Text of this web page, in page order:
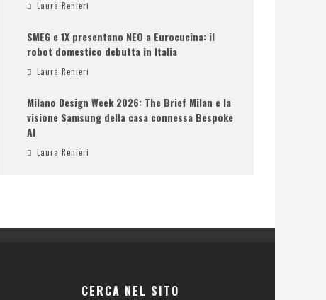
Laura Renieri
SMEG e 1X presentano NEO a Eurocucina: il
robot domestico debutta in Italia
Laura Renieri
Milano Design Week 2026: The Brief Milan e la
visione Samsung della casa connessa Bespoke
AI
Laura Renieri
CERCA NEL SITO